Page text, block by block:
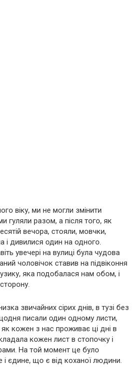
віку, ми не могли змінити
гуляли разом, а після того, як
вечора, стояли, мовчки,
і дивилися один на одного.
увечері на вулиці була чудова
чоловічок ставив на підвіконня
яка подобалася нам обом, і
звичайних сірих днів, в тузі без
писали один одному листи,
кожен з нас проживає ці дні в
кожен лист в стопочку і
На той момент це було
єдине, що є від коханої людини.